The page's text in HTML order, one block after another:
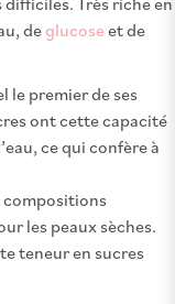
de glucoseet de
le premier de ses
ont cette capacité
ce qui confère à
compositions
les peaux sèches.
teneur en sucres